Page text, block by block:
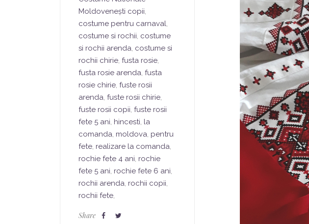
Moldovenești copii,
costume pentru carnaval,
costume si rochii, costume
si rochii arenda, costume si
rochii chirie, fusta rosie,
fusta rosie arenda, fusta
rosie chirie, fuste rosii
arenda, fuste rosii chirie,
fuste rosii copii, fuste rosii
fete 5 ani, hincesti, la
comanda, moldova, pentru
fete, realizare la comanda,
rochie fete 4 ani, rochie
fete 5 ani, rochie fete 6 ani,
rochii arenda, rochii copii,
rochii fete,
Share